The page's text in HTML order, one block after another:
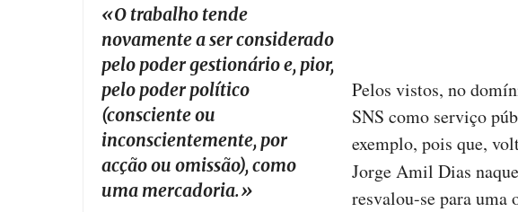
«Otrabalho tende
novamente a ser considerado
pelo poder gestionário e, pior,
pelo poder político
(consciente ou
inconscientemente, por
acção ou omissão), como
uma mercadoria.»
Pelos vistos, no
SNS como serviço
exemplo, pois que,
Jorge Amil Dias
resvalou-se para uma